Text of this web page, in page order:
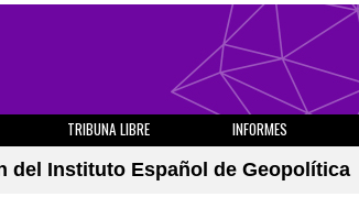
TRIBUNA LIBRE INFORMES
del Instituto Español de Geopolítica